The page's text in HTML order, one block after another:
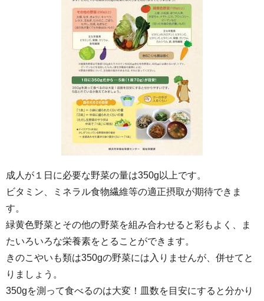
成人が１日に必要な野菜の量は350g以上です。
ビタミン、ミネラル食物繊維等の適正摂取が期待できま
す。
緑黄色野菜とその他の野菜を組み合わせると彩もよく、ま
たいろいろな栄養素をとることができます。
きのこやいも類は350gの野菜には入りませんが、併せてと
りましょう。
350gを測って食べるのは大変！皿数を目安にすると分かり